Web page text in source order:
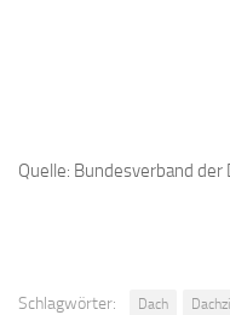
Quelle: Bundesverband
Schlagwörter: Dach